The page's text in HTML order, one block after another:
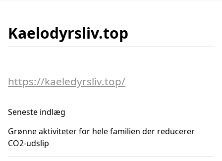
Kaelodyrsliv.top
https://kaeledyrsliv.top/
Seneste indlæg
Grønne aktiviteter for hele familien der reducerer
CO2-udslip